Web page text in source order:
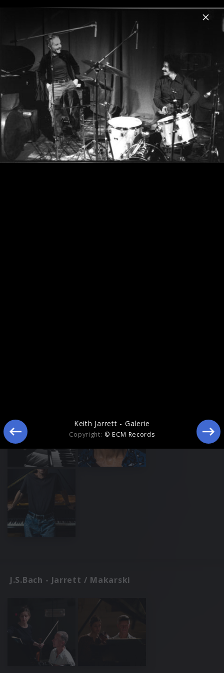
Menu
Keith Jarrett
Home News Musik Videos Fotos Biografie
Keith Jarrett on ECM
J.S.Bach - Jarrett / Makarski
Keith Jarrett - Galerie
Copyright: © ECM Records